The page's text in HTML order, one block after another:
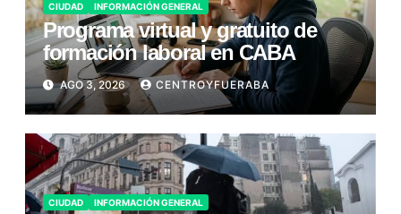
CIUDAD INFORMACIÓN GENERAL
Programa virtual y gratuito de
formación laboral en CABA
AGO 3, 2026 CENTROYFUERABA
CIUDAD INFORMACIÓN GENERAL